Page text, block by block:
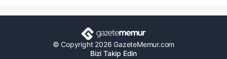
© Copyright 2026 GazeteMemur.com
Bizi Takip Edin